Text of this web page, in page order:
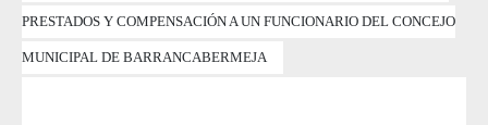
PRESTADOS Y COMPENSACIÓN A UN FUNCIONARIO DEL CONCEJO
MUNICIPAL DE BARRANCABERMEJA